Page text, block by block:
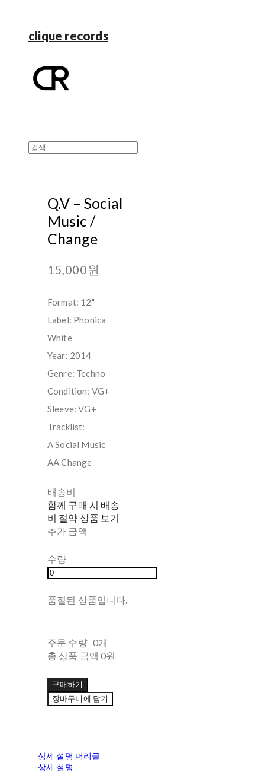
clique records
Q.V ‎– Social
Music /
Change
15,000원
Format: 12"
Label: Phonica
White
Year: 2014
Genre: Techno
Condition: VG+
Sleeve: VG+
Tracklist:
A Social Music
AA Change
배송비 -
함께 구매 시 배송
비 절약 상품 보기
추가 금액
수량
품절된 상품입니다.
주문 수량 0개
총 상품 금액 0원
구매하기
장바구니에 담기
상세 설명 머리글
상세 설명